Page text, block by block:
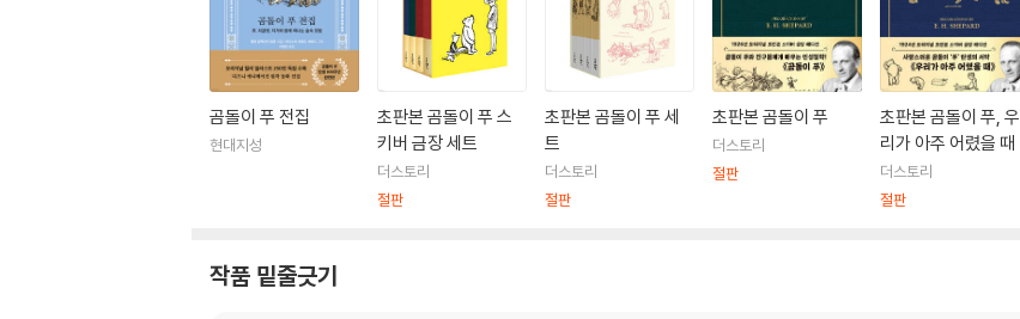
곰돌이 푸 전집
현대지성
초판본 곰돌이 푸 스
키버 금장 세트
더스토리
절판
초판본 곰돌이 푸 세
트
더스토리
절판
초판본 곰돌이 푸
더스토리
절판
초판본 곰돌이 푸, 우
리가 아주 어렸을 때
더스토리
절판
작품 밑줄긋기